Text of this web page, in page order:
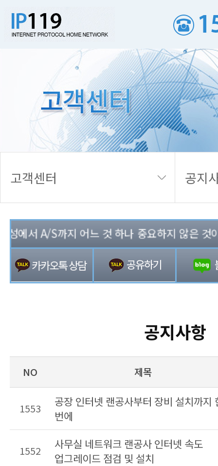
고객센터 공지
에서 A/S까지 어느 것 하나 중요하지 않은 것
공지사항
NO 제목
1553
공장 인터넷 랜공사부터 장비 설치까지
번에
1552
사무실 네트워크 랜공사 인터넷 속도
업그레이드 점검 및 설치